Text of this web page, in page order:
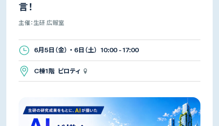
言！
主催：生研 広報室
6月5日（金） ・ 6日（土） 10:00 - 17:00
C棟1階 ピロティ